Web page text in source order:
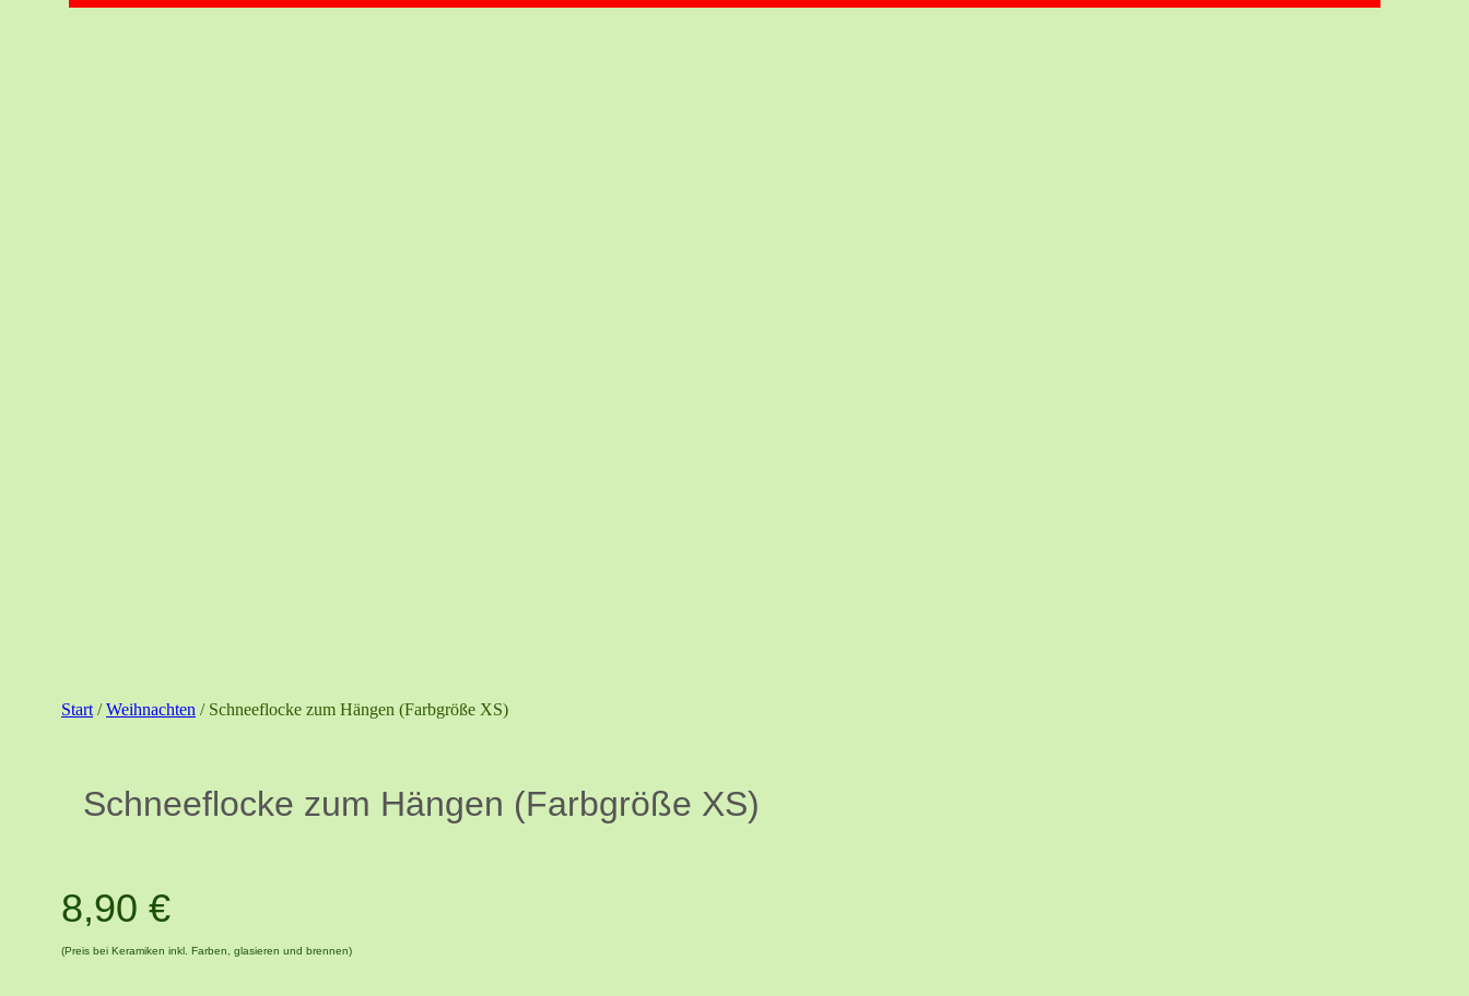
Start /Weihnachten / Schneeflocke zum Hängen (Farbgröße XS)
Schneeflocke zum Hängen (Farbgröße XS)
8,90 €
(Preis bei Keramiken inkl. Farben, glasieren und brennen)